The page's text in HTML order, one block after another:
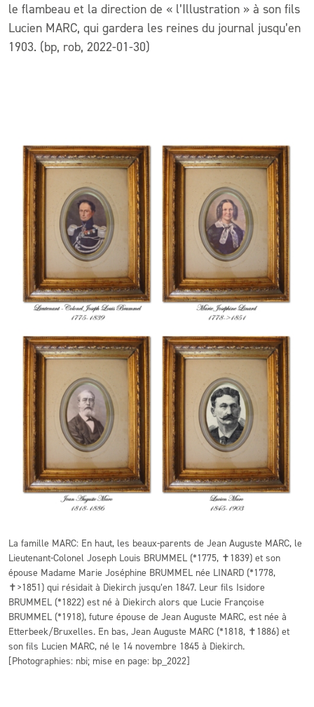
le flambeau et la direction de « l’Illustration » à son fils
Lucien MARC, qui gardera les reines du journal jusqu’en
1903. (bp, rob, 2022-01-30)
La famille MARC: En haut, les beaux-parents de Jean Auguste MARC, le
Lieutenant-Colonel Joseph Louis BRUMMEL (*1775, ✝︎1839) et son
épouse Madame Marie Joséphine BRUMMEL née LINARD (*1778,
✝︎>1851) qui résidait à Diekirch jusqu’en 1847. Leur fils Isidore
BRUMMEL (*1822) est né à Diekirch alors que Lucie Françoise
BRUMMEL (*1918), future épouse de Jean Auguste MARC, est née à
Etterbeek/Bruxelles. En bas, Jean Auguste MARC (*1818, ✝︎1886) et
son fils Lucien MARC, né le 14 novembre 1845 à Diekirch.
[Photographies: nbi; mise en page: bp_2022]